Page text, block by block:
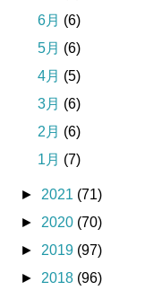
6月 (6)
5月 (6)
4月 (5)
3月 (6)
2月 (6)
1月 (7)
► 2021 (71)
► 2020 (70)
► 2019 (97)
► 2018 (96)